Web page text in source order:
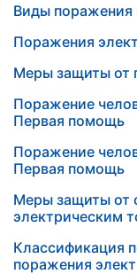
Виды поражения
Поражения
Меры защиты от
Поражение
Первая помощь
Поражение
Первая помощь
Меры защиты от
электрическим
Классификация
поражения